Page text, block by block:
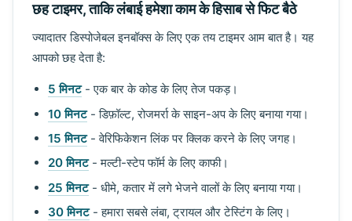
छह टाइमर, ताकि लंबाई हमेशा काम के हिसाब से फिट बैठे
ज्यादातर डिस्पोजेबल इनबॉक्स के लिए एक तय टाइमर आम बात है। यह
आपको छह देता है:
5 मिनट- एक बार के कोड के लिए तेज पकड़।
10 मिनट- डिफ़ॉल्ट, रोजमर्रा के साइन-अप के लिए बनाया गया।
15 मिनट- वेरिफिकेशन लिंक पर क्लिक करने के लिए जगह।
20 मिनट- मल्टी-स्टेप फॉर्म के लिए काफी।
25 मिनट- धीमे, कतार में लगे भेजने वालों के लिए बनाया गया।
30 मिनट- हमारा सबसे लंबा, ट्रायल और टेस्टिंग के लिए।